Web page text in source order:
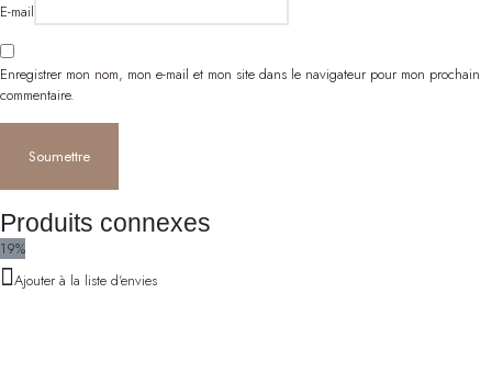
E-mail
Enregistrer mon nom, mon e-mail et mon site dans le navigateur pour mon prochain
commentaire.
Produits connexes
19%
Ajouter à la liste d'envies